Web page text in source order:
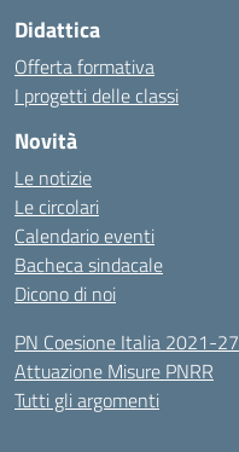
Didattica
Offerta formativa
I progetti delle classi
Novità
Le notizie
Le circolari
Calendario eventi
Bacheca sindacale
Dicono di noi
PN Coesione Italia 2021-27
Attuazione Misure PNRR
Tutti gli argomenti